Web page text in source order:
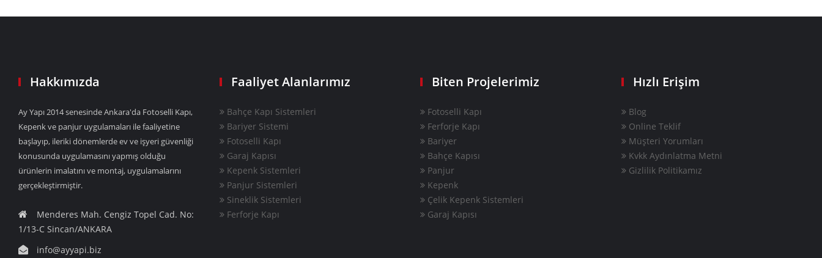
Hakkımızda
Ay Yapı 2014 senesinde Ankara'da Fotoselli Kapı,
Kepenk ve panjur uygulamaları ile faaliyetine
başlayıp, ileriki dönemlerde ev ve işyeri güvenliği
konusunda uygulamasını yapmış olduğu
ürünlerin imalatını ve montaj, uygulamalarını
gerçekleştirmiştir.
Menderes Mah. Cengiz Topel Cad. No:
1/13-C Sincan/ANKARA
info@ayyapi.biz
Faaliyet Alanlarımız
Bahçe Kapı Sistemleri
Bariyer Sistemi
Fotoselli Kapı
Garaj Kapısı
Kepenk Sistemleri
Panjur Sistemleri
Sineklik Sistemleri
Ferforje Kapı
Biten Projelerimiz
Fotoselli Kapı
Ferforje Kapı
Bariyer
Bahçe Kapısı
Panjur
Kepenk
Çelik Kepenk Sistemleri
Garaj Kapısı
Hızlı Erişim
Blog
Online Teklif
Müşteri Yorumları
Kvkk Aydınlatma Metni
Gizlilik Politikamız